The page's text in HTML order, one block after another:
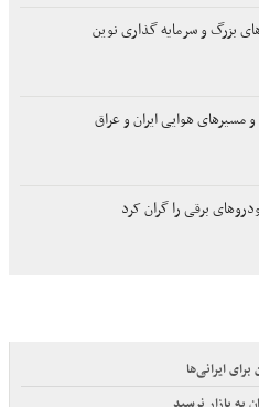
بزرگ و سرمایه گذاری نوین
مسیرهای هوایی ایران و عراق
برقی را گران کرد
ایرانی‌ها